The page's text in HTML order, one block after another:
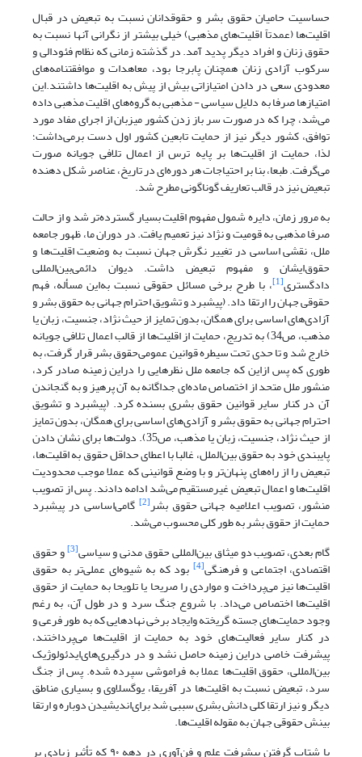
حساسیت حامیان حقوق بشر و حقوقدانان نسبت به تبعیض در قبال
اقلیت‌ها (عمدتاً اقلیت‌های مذهبی) خیلی بیشتر از نگرانی آنها نسبت به
حقوق زنان و افراد دیگر پدید آمد. در گذشته زمانی که نظام فئودالی و
سرکوب آزادی زنان همچنان پابرجا بود، معاهدات و موافقتنامه‌های
معدودی سعی در دادن امتیازاتی بیش از پیش به اقلیت‌ها داشتند.‌این
امتیازها صرفا به دلایل سیاسی - مذهبی به گروه‌های اقلیت مذهبی داده
می‌شد، چرا که در صورت سر باز زدن کشور میزبان از اجرای مفاد مورد
توافق، کشور دیگر نیز از حمایت تابعین کشور اول دست برمی‌داشت؛
لذا، حمایت از اقلیت‌ها بر پایه ترس از اعمال تلافی جویانه صورت
می‌گرفت. طبعا، بنا بر احتیاجات هر دوره‌ای در تاریخ، عناصر شکل دهنده
تبعیض نیز در قالب تعاریف گوناگونی مطرح شد.
به مرور زمان، دایره شمول مفهوم اقلیت بسیار گسترده‌تر شد و از حالت
صرفا مذهبی به قومیت و نژاد نیز تعمیم یافت. در دوران ما، ظهور جامعه
ملل، نقشی اساسی در تغییر نگرش جهان نسبت به وضعیت اقلیت‌ها و
حقوق‌ایشان و مفهوم تبعیض داشت. دیوان دائمی‌بین‌المللی
دادگستری[1] ، با طرح برخی مسائل حقوقی نسبت به‌این مسأله، فهم
حقوقی جهان را ارتقا داد. (پیشبرد و تشویق احترام جهانی به حقوق بشر و
آزادی‌های اساسی برای همگان، بدون تمایز از حیث نژاد، جنسیت، زبان یا
مذهب، ص34) به تدریج، حمایت از اقلیت‌ها از قالب اعمال تلافی جویانه
خارج شد و تا حدی تحت سیطره قوانین عمومی‌حقوق بشر قرار گرفت، به
طوری که پس از‌این که جامعه ملل نظرهایی را در‌این زمینه صادر کرد،
منشور ملل متحد از اختصاص ماده‌ای جداگانه به آن پرهیز و به گنجاندن
آن در کنار سایر قوانین حقوق بشری بسنده کرد. (پیشبرد و تشویق
احترام جهانی به حقوق بشر و آزادی‌های اساسی برای همگان، بدون تمایز
از حیث نژاد، جنسیت، زبان یا مذهب، ص35). دولت‌ها برای نشان دادن
پایبندی خود به حقوق بین‌الملل، غالبا با اعطای حداقل حقوق به اقلیت‌ها،
تبعیض را از راه‌های پنهان‌تر و با وضع قوانینی که عملا موجب محدودیت
اقلیت‌ها و اعمال تبعیض غیرمستقیم می‌شد ادامه دادند. پس از تصویب
منشور، تصویب اعلامیه جهانی حقوق بشر[2] گامی‌اساسی در پیشبرد
حمایت از حقوق بشر به طور کلی محسوب می‌شد.
گام بعدی، تصویب دو میثاق بین‌المللی حقوق مدنی و سیاسی[3] و حقوق
اقتصادی، اجتماعی و فرهنگی[4] بود که به شیوه‌ای عملی‌تر به حقوق
اقلیت‌ها نیز می‌پرداخت و مواردی را صریحا یا تلویحا به حمایت از حقوق
اقلیت‌ها اختصاص می‌داد. با شروع جنگ سرد و در طول آن، به رغم
وجود حمایت‌های جسته گریخته و‌ایجاد برخی نهادهایی که به طور فرعی و
در کنار سایر فعالیت‌های خود به حمایت از اقلیت‌ها می‌پرداختند،
پیشرفت خاصی در‌این زمینه حاصل نشد و در درگیری‌های‌ایدئولوژیک
بین‌المللی، حقوق اقلیت‌ها عملا به فراموشی سپرده شده. پس از جنگ
سرد، تبعیض نسبت به اقلیت‌ها در آفریقا، یوگسلاوی و بسیاری مناطق
دیگر و نیز ارتقا کلی دانش بشری سببی شد برای‌اندیشیدن دوباره و ارتقا
بینش حقوقی جهان به مقوله اقلیت‌ها.
با شتاب گرفتن پیشرفت علم و فن‌آوری در دهه ۹۰ که تأثیر زیادی بر